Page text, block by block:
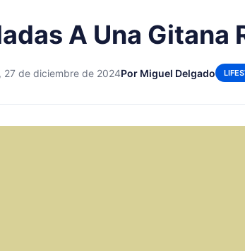
A Una Gitana
27 de diciembre de 2024Por Miguel Delgado